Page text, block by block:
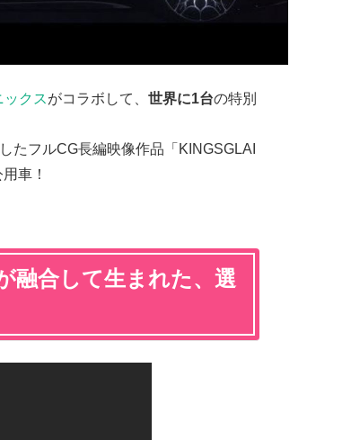
ックスがコラボして、 世界に1台の特別
たフルCG長編映像作品「KINGSGLAI
車！
融合して生まれた、選